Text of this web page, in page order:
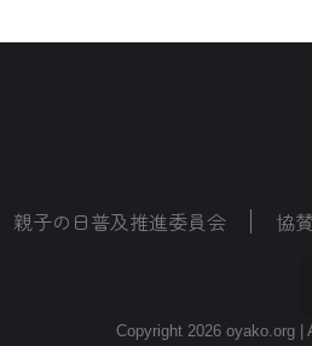
親子の日普及推進委員会 協
Copyright 2026 oyako.org